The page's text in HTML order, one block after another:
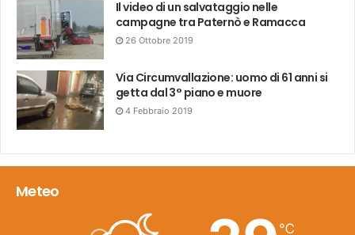
Il video di un salvataggio nelle
campagne tra Paternò e Ramacca
26 Ottobre 2019
Via Circumvallazione: uomo di 61 anni si
getta dal 3° piano e muore
4 Febbraio 2019
Meteo
℃